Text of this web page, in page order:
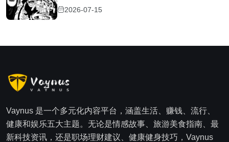
2026-07-15
Vaynus 是一个多元化内容平台，涵盖生活、赚钱、流行、
健康和娱乐五大主题。无论是情感故事、旅游美食指南、最
新科技资讯，还是职场理财建议、健康健身技巧，Vaynus